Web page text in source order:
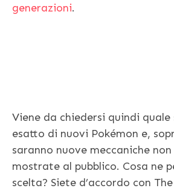
generazioni.
Viene da chiedersi quindi
esatto di nuovi Pokémon e,
saranno nuove meccaniche
mostrate al pubblico. Cosa ne
scelta? Siete d’accordo con